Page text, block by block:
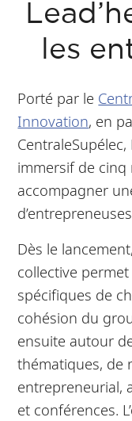
les
Porté par le
Innovation, en
immersif de
accompagner
Dès le
collective
spécifiques de
cohésion du
ensuite autour
thématiques, de
entrepreneurial,
et conférences.